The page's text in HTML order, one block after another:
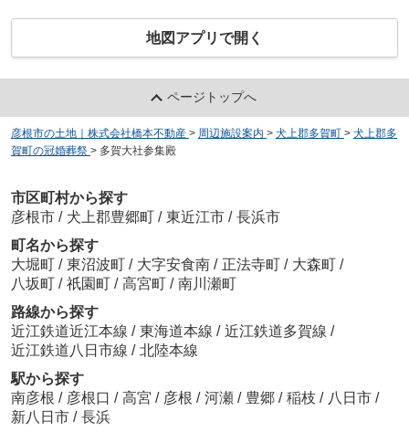
地図アプリで開く
ページトップへ
彦根市の土地｜株式会社橋本不動産 > 周辺施設案内 > 犬上郡多賀町 > 犬上郡多
賀町の冠婚葬祭 > 多賀大社参集殿
市区町村から探す
彦根市 / 犬上郡豊郷町 / 東近江市 / 長浜市
町名から探す
大堀町 / 東沼波町 / 大字安食南 / 正法寺町 / 大森町 /
八坂町 / 祇園町 / 高宮町 / 南川瀬町
路線から探す
近江鉄道近江本線 / 東海道本線 / 近江鉄道多賀線 /
近江鉄道八日市線 / 北陸本線
駅から探す
南彦根 / 彦根口 / 高宮 / 彦根 / 河瀬 / 豊郷 / 稲枝 / 八日市 /
新八日市 / 長浜